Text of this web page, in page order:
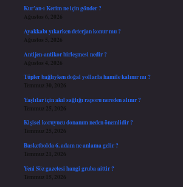
Kur’an-ı Kerim ne için gönder ?
Ağustos 6, 2026
Ayakkabı yıkarken deterjan konur mu ?
Ağustos 5, 2026
Antijen-antikor birleşmesi nedir ?
Ağustos 4, 2026
Tüpler bağlıyken doğal yollarla hamile kalınır mı ?
Temmuz 30, 2026
Yaşlılar için akıl sağlığı raporu nereden alınır ?
Temmuz 25, 2026
Kişisel koruyucu donanım neden önemlidir ?
Temmuz 25, 2026
Basketbolda 6. adam ne anlama gelir ?
Temmuz 21, 2026
Yeni Söz gazetesi hangi gruba aittir ?
Temmuz 15, 2026